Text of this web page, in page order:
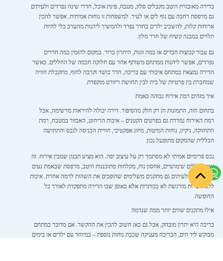
בדירה מאובזרת היטב מקבלים סלון, מטבח, פינת אוכל, חדרי שינה נפרדים ולעיתים
גם מרפסת רחבה עם נוף לים או לעיר. למשפחות זו נוחות אמיתית. אפשר להכין
ארוחות קלות, להשכיב ילדים בחדר נפרד ולהמשיך ליהנות מהערב בלי להיות
תלויים במבנה קשיח של חדר מלון.
גם עבור קבוצות חברים או כמה זוגות, היתרון ברור. במקום להזמין כמה חדרים
נפרדים, אפשר ליהנות ממתחם משותף אחד עם חלוקה חכמה של החללים. כאשר
הדירה נמצאת במתחם איכותי עם בריכה, חדר כושר וקרבה לחוף, מתקבלת חוויה
שמחברת בין פרטיות של בית לבין תחושת ריזורט מוקפדת.
איך מזהים רמת אירוח גבוהה באמת
בתחום הזה, התמונות הן רק חלק מהסיפור. דירה יכולה להיראות מרשימה, אבל
רמת האירוח נמדדת גם בפרטים הקטנים – איכות הריהוט, האבזור במטבח, רמת
התחזוקה, ניקיון, נוחות המיטות, מיזוג אפקטיבי, חוויית הכניסה לנכס והתחושה
הכללית שהמקום מתופעל נכון.
נכס פרימיום אמיתי לא מסתמך רק על עיצוב יפה. הוא מציע תכנון שמבין אירוח. זה
אומר חללים שימושיים, אחסון נוח, מקלחות מתוכננות היטב, מרפסת שבאמת נעים
לשבת בה, ולעיתים גם מתקנים משלימים שהופכים את השהות לרמה אחרת. איכות
ללא פשרות מורגשת לא בכותרות אלא באופן שבו הדירה מתפקדת לאורך כל
החופשה.
אילו מתקנים שווים יותר ממה שנדמה
בריכה היא יתרון מובהק, אבל גם כאן חשוב להבין את ההקשר. אם מדובר במתחם
מבוקש ליד הים, הבריכה מעניקה שכבת נוחות נוספת – במיוחד עם ילדים או בימים